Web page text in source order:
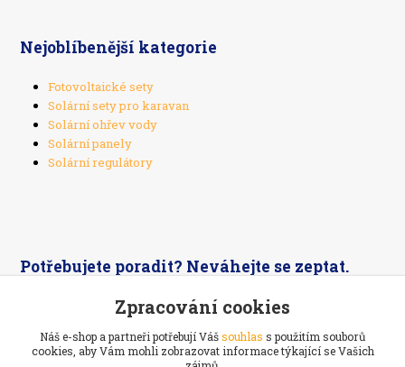
Nejoblíbenější kategorie
Fotovoltaické sety
Solární sety pro karavan
Solární ohřev vody
Solární panely
Solární regulátory
Potřebujete poradit? Neváhejte se zeptat.
+420 603 526 269
Zpracování cookies
Náš e-shop a partneři potřebují Vášsouhlas s použitím souborů
cookies, aby Vám mohli zobrazovat informace týkající se Vašich